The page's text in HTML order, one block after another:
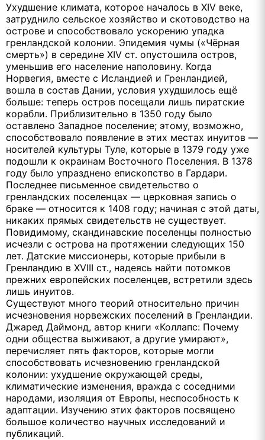
Ухудшение климата, которое началось в XIV веке,
затруднило сельское хозяйство и скотоводство на
острове и способствовало ускорению упадка
гренландской колонии. Эпидемия чумы («Чёрная
смерть») в середине XIV ст. опустошила остров,
уменьшив его население наполовину. Когда
Норвегия, вместе с Исландией и Гренландией,
вошла в состав Дании, условия ухудшилось ещё
больше: теперь остров посещали лишь пиратские
корабли. Приблизительно в 1350 году было
оставлено Западное поселение; этому, возможно,
способствовало появление в этих местах инуитов —
носителей культуры Туле, которые в 1379 году уже
подошли к окраинам Восточного Поселения. В 1378
году было упразднено епископство в Гардари.
Последнее письменное свидетельство о
гренландских поселенцах — церковная запись о
браке — относится к 1408 году; начиная с этой даты,
никаких прямых свидетельств не существует.
Повидимому, скандинавские поселенцы полностью
исчезли с острова на протяжении следующих 150
лет. Датские миссионеры, которые прибыли в
Гренландию в XVIII ст., надеясь найти потомков
прежних европейских поселенцев, встретили здесь
лишь инуитов.
Существуют много теорий относительно причин
исчезновения норвежских поселений в Гренландии.
Джаред Даймонд, автор книги «Коллапс: Почему
одни общества выживают, а другие умирают»,
перечисляет пять факторов, которые могли
способствовать исчезновению гренландской
колонии: ухудшение окружающей среды,
климатические изменения, вражда с соседними
народами, изоляция от Европы, неспособность к
адаптации. Изучению этих факторов посвящено
большое количество научных исследований и
публикаций.